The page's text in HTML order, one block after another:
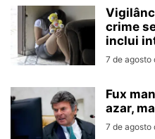
crime
inclui
7 de agosto
Fux
azar,
7 de agosto